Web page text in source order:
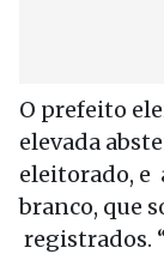
O prefeito
elevada
eleitorado, e
branco, que
registrados.